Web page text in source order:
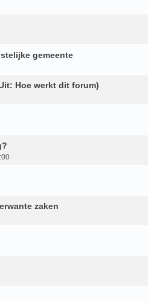
gemeente
Hoe werkt dit forum)
zaken